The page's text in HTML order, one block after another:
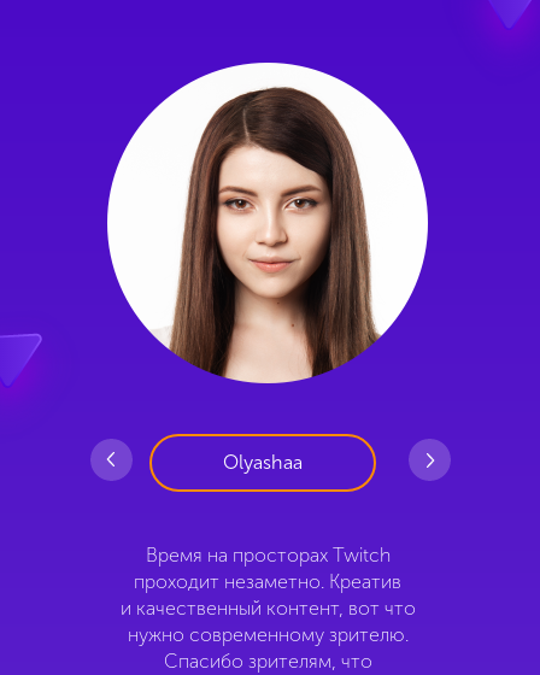
Olyashaa
Время на просторах Twitch
проходит незаметно. Креатив
и качественный контент, вот что
нужно современному зрителю.
Спасибо зрителям, что